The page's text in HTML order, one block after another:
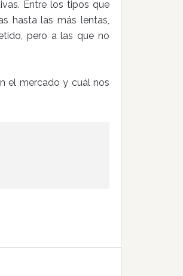
Entre los tipos que
hasta las más lentas,
pero a las que no
el mercado y cuál nos